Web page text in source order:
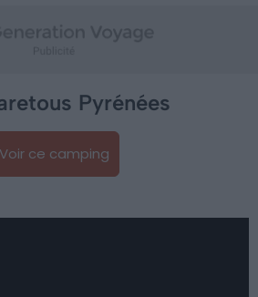
Pyrénées
Voir ce camping